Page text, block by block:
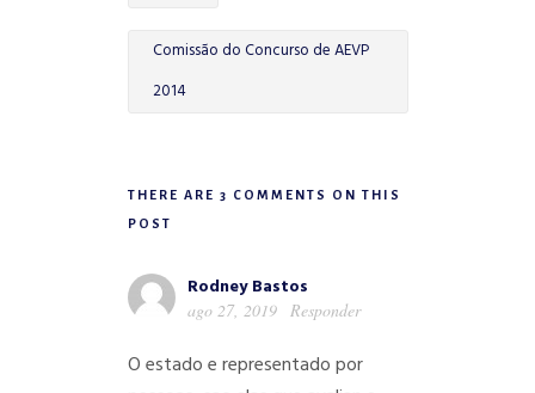
Comissão do Concurso de AEVP
2014
THERE ARE 3 COMMENTS ON THIS
POST
Rodney Bastos
ago 27, 2019 Responder
O estado e representado por